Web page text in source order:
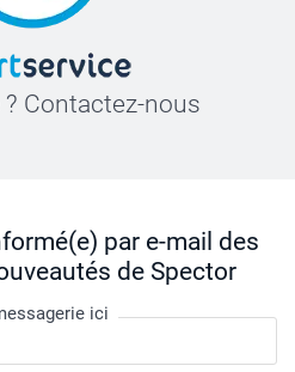
? Contactez-nous
par e-mail des
de Spector
ici